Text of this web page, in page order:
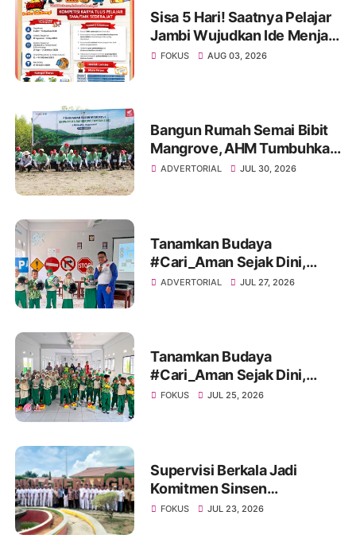
Sisa 5 Hari! Saatnya Pelajar
Jambi Wujudkan Ide Menjadi
Prestasi di AHM Best
FOKUS AUG 03, 2026
Bangun Rumah Semai Bibit
Mangrove, AHM Tumbuhkan
Harapan Baru bagi Pesisir
ADVERTORIAL JUL 30, 2026
Tanamkan Budaya
#Cari_Aman Sejak Dini,
Sinsen Bagikan Helm di Hari
ADVERTORIAL JUL 27, 2026
Tanamkan Budaya
#Cari_Aman Sejak Dini,
Sinsen Bagikan Helm di Hari
FOKUS JUL 25, 2026
Supervisi Berkala Jadi
Komitmen Sinsen
Tingkatkan Mutu SMK
FOKUS JUL 23, 2026